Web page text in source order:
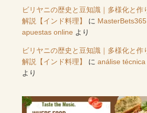
ビリヤニの歴史と豆知識｜多様化と作
解説【インド料理】
に MasterBets365
apuestas online より
ビリヤニの歴史と豆知識｜多様化と作
解説【インド料理】
に análise
より